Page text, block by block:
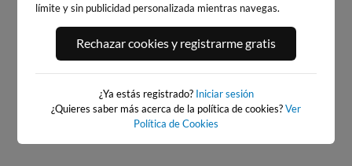
PLAYA DEL PALMAR, VEJER
DE LA FRONTERA
273km · Vejer de la Frontera
PLATO
0.0 m PLATO
límite y sin publicidad personalizada mientras navegas.
Rechazar cookies y registrarme gratis
¿Ya estás registrado? Iniciar sesión
¿Quieres saber más acerca de la política de cookies?Ver
Política de Cookies